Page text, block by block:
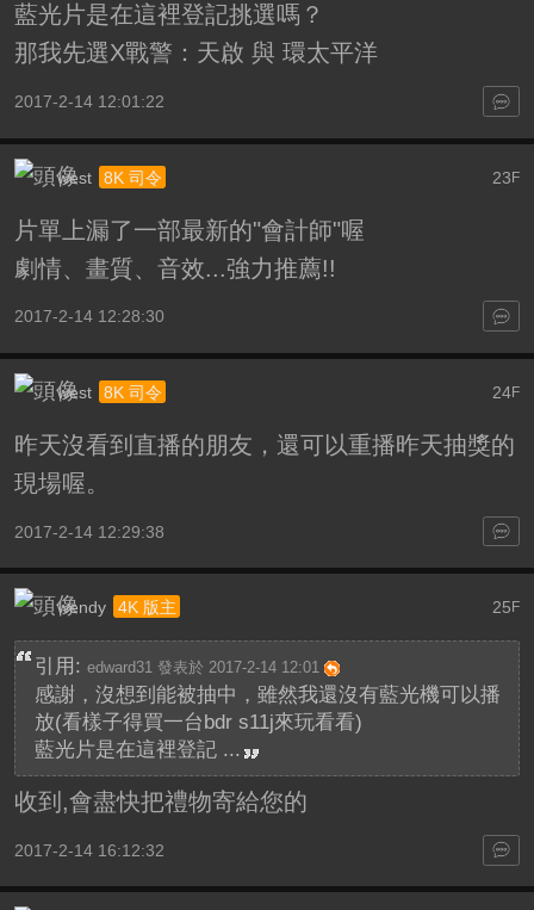
藍光片是在這裡登記挑選嗎？
那我先選X戰警：天啟 與 環太平洋
2017-2-14 12:01:22
23F
west 8K 司令
片單上漏了一部最新的"會計師"喔
劇情、畫質、音效...強力推薦!!
2017-2-14 12:28:30
24F
west 8K 司令
昨天沒看到直播的朋友，還可以重播昨天抽獎的
現場喔。
2017-2-14 12:29:38
25 F
wendy 4K 版主
引用: edward31 發表於 2017-2-14 12:01
感謝，沒想到能被抽中，雖然我還沒有藍光機可以播
放(看樣子得買一台bdr s11j來玩看看)
藍光片是在這裡登記 ...
收到,會盡快把禮物寄給您的
2017-2-14 16:12:32